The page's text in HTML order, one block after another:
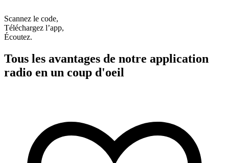
Scannez le code,
Téléchargez l’app,
Écoutez.
Tous les avantages de notre application
radio en un coup d'oeil